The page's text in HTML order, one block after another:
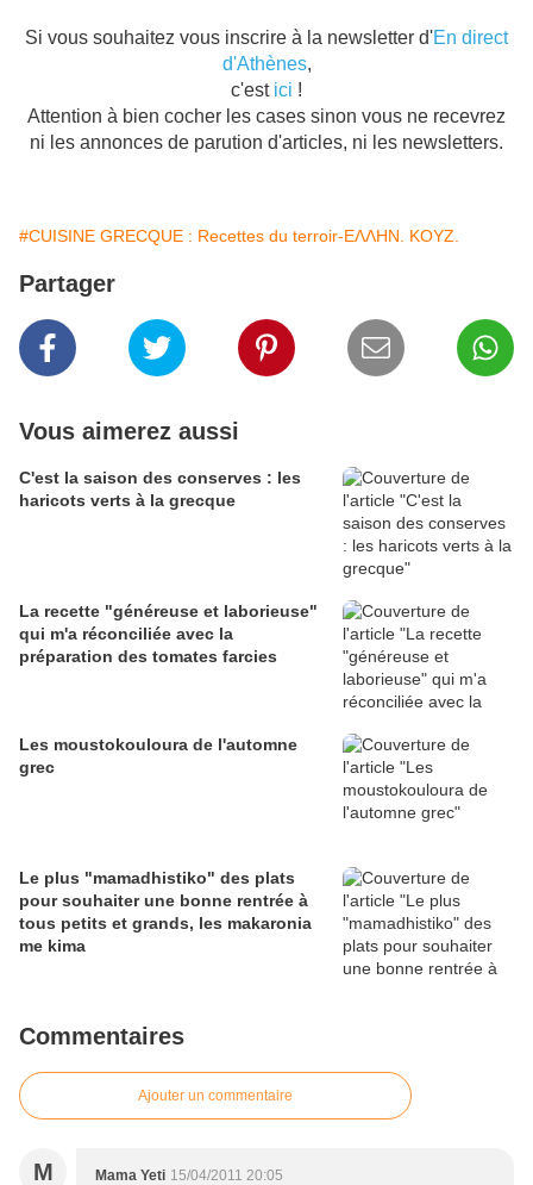
Si vous souhaitez vous inscrire à la newsletter d'En direct
d'Athènes,
c'est ici !
Attention à bien cocher les cases sinon vous ne recevrez
ni les annonces de parution d'articles, ni les newsletters.
#CUISINE GRECQUE : Recettes du terroir-ΕΛΛΗΝ. ΚΟΥΖ.
Partager
Vous aimerez aussi
C'est la saison des conserves : les
haricots verts à la grecque
La recette "généreuse et laborieuse"
qui m'a réconciliée avec la
préparation des tomates farcies
Les moustokouloura de l'automne
grec
Le plus "mamadhistiko" des plats
pour souhaiter une bonne rentrée à
tous petits et grands, les makaronia
me kima
Commentaires
Ajouter un commentaire
M Mama Yeti 15/04/2011 20:05